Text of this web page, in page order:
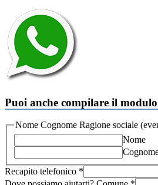
Puoi anche compilare il
Nome Cognome Ragione sociale
Nome
Recapito telefonico *